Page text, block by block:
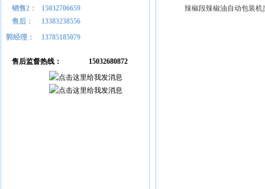
销售2：
15032706659
售后：
13383238556
郭经理：
13785185079
售后监督热线： 15032680872
辣椒段辣椒油自动包装机